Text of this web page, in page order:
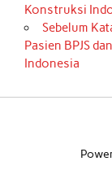
Konstruksi
Sebelum
Pasien BPJS
Indonesia